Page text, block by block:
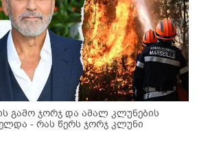
გამო ჯორჯ და ამალ კლუნების
- რას წერს ჯორჯ კლუნი